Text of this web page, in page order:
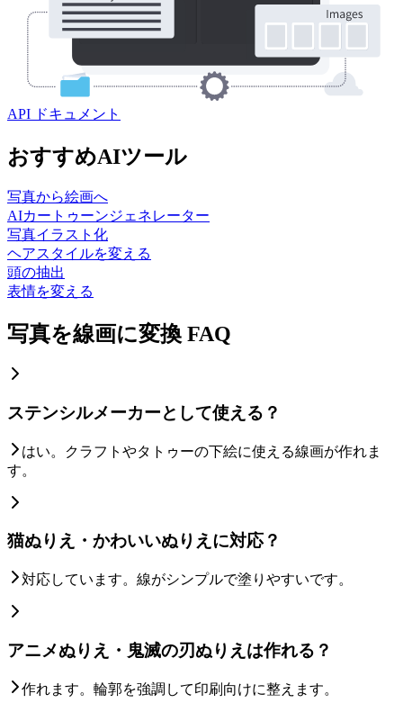
API ドキュメント
おすすめAIツール
写真から絵画へ
AIカートゥーンジェネレーター
写真イラスト化
ヘアスタイルを変える
頭の抽出
表情を変える
写真を線画に変換 FAQ
ステンシルメーカーとして使える？
はい。クラフトやタトゥーの下絵に使える線画が作れま
す。
猫ぬりえ・かわいいぬりえに対応？
対応しています。線がシンプルで塗りやすいです。
アニメぬりえ・鬼滅の刃ぬりえは作れる？
作れます。輪郭を強調して印刷向けに整えます。